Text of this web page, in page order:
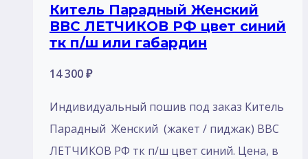
Китель Парадный Женский
ВВС ЛЕТЧИКОВ РФ цвет синий
тк п/ш или габардин
14 300₽
Индивидуальный пошив под заказ Китель
Парадный Женский (жакет / пиджак) ВВС
ЛЕТЧИКОВ РФ тк п/ш цвет синий. Цена, в